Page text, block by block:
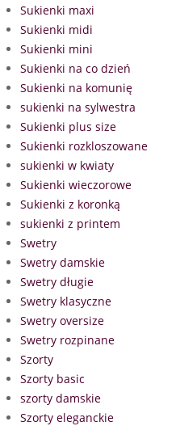
Sukienki maxi
Sukienki midi
Sukienki mini
Sukienki na co dzień
Sukienki na komunię
sukienki na sylwestra
Sukienki plus size
Sukienki rozkloszowane
sukienki w kwiaty
Sukienki wieczorowe
Sukienki z koronką
sukienki z printem
Swetry
Swetry damskie
Swetry długie
Swetry klasyczne
Swetry oversize
Swetry rozpinane
Szorty
Szorty basic
szorty damskie
Szorty eleganckie